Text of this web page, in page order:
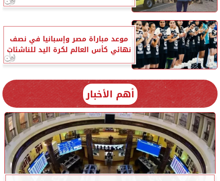
موعد مباراة مصر وإسبانيا في نصف
نهائي كأس العالم لكرة اليد للناشئات
أهم الأخبار